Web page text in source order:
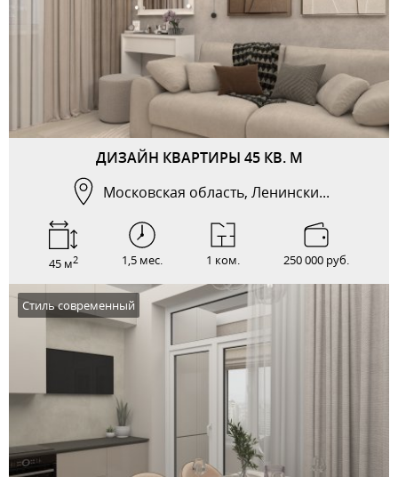
ДИЗАЙН КВАРТИРЫ 45 КВ. М
Московская область, Ленински...
45 м2 1,5 мес. 1 ком. 250 000 руб.
Стиль современный